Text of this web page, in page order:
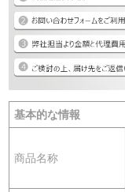
基本的な情報
商品名称